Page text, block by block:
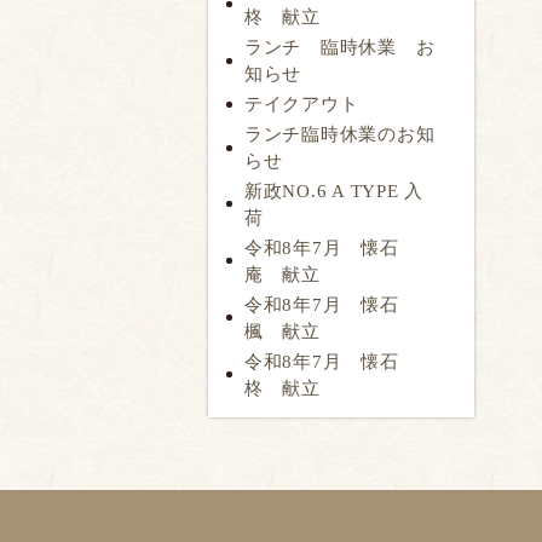
柊 献立
ランチ 臨時休業 お
知らせ
テイクアウト
ランチ臨時休業のお知
らせ
新政NO.6 A TYPE 入
荷
令和8年7月 懐石
庵 献立
令和8年7月 懐石
楓 献立
令和8年7月 懐石
柊 献立